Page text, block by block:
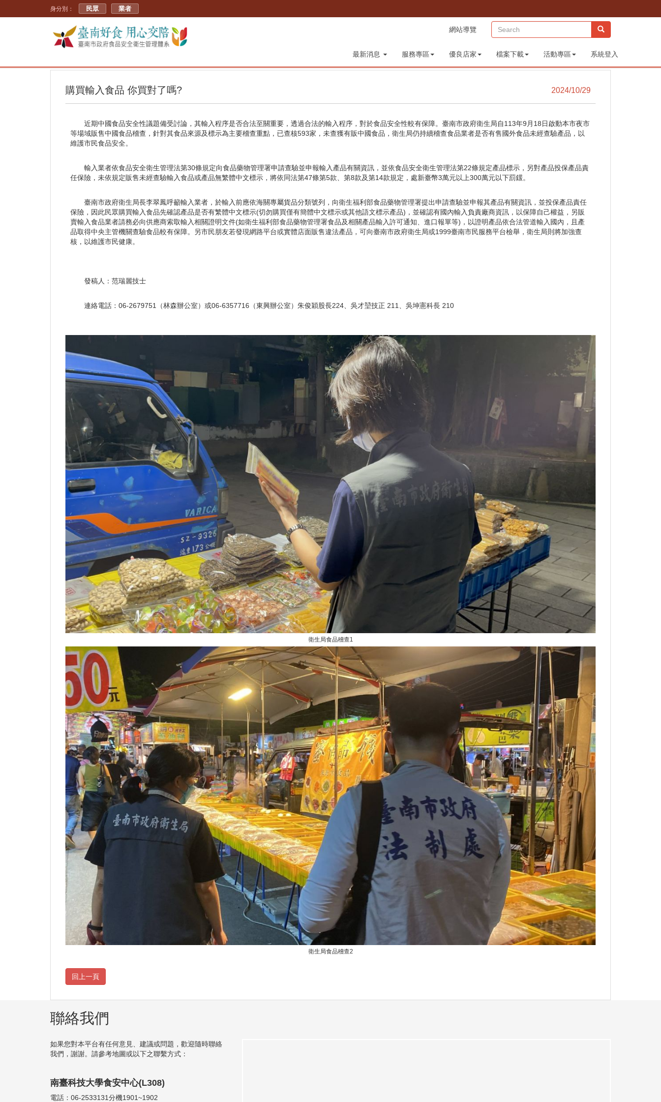
身分別： 民眾 業者
網站導覽 (sitemap)
最新消息 服務專區 優良店家 檔案下載 活動專區 系統登入
購買輸入食品 你買對了嗎? 2024/10/29
近期中國食品安全性議題備受討論，其輸入程序是否合法至關重要，透過合法的輸入程序，對於食品安全性較有保障。臺南市政府衛生局自113年9月18日啟動本市夜市
等場域販售中國食品稽查，針對其食品來源及標示為主要稽查重點，已查核593家，未查獲有販中國食品，衛生局仍持續稽查食品業者是否有售國外食品未經查驗產品，以
維護市民食品安全。
輸入業者依食品安全衛生管理法第30條規定向食品藥物管理署申請查驗並申報輸入產品有關資訊，並依食品安全衛生管理法第22條規定產品標示，另對產品投保產品責
任保險，未依規定販售未經查驗輸入食品或產品無繁體中文標示，將依同法第47條第5款、第8款及第14款規定，處新臺幣3萬元以上300萬元以下罰鍰。
臺南市政府衛生局長李翠鳳呼籲輸入業者，於輸入前應依海關專屬貨品分類號列，向衛生福利部食品藥物管理署提出申請查驗並申報其產品有關資訊，並投保產品責任
保險，因此民眾購買輸入食品先確認產品是否有繁體中文標示(切勿購買僅有簡體中文標示或其他語文標示產品)，並確認有國內輸入負責廠商資訊，以保障自己權益，另販
賣輸入食品業者請務必向供應商索取輸入相關證明文件(如衛生福利部食品藥物管理署食品及相關產品輸入許可通知、進口報單等)，以證明產品依合法管道輸入國內，且產
品取得中央主管機關查驗食品較有保障。另市民朋友若發現網路平台或實體店面販售違法產品，可向臺南市政府衛生局或1999臺南市民服務平台檢舉，衛生局則將加強查
核，以維護市民健康。
發稿人：范瑞麗技士
連絡電話：06-2679751（林森辦公室）或06-6357716（東興辦公室）朱俊穎股長224、吳才堃技正 211、吳坤憲科長 210
衛生局食品稽查1
衛生局食品稽查2
聯絡我們
如果您對本平台有任何意見、建議或問題，歡迎隨時聯絡
我們，謝謝。請參考地圖或以下之聯繫方式：
南臺科技大學食安中心(L308)
電話：06-2533131分機1901~1902